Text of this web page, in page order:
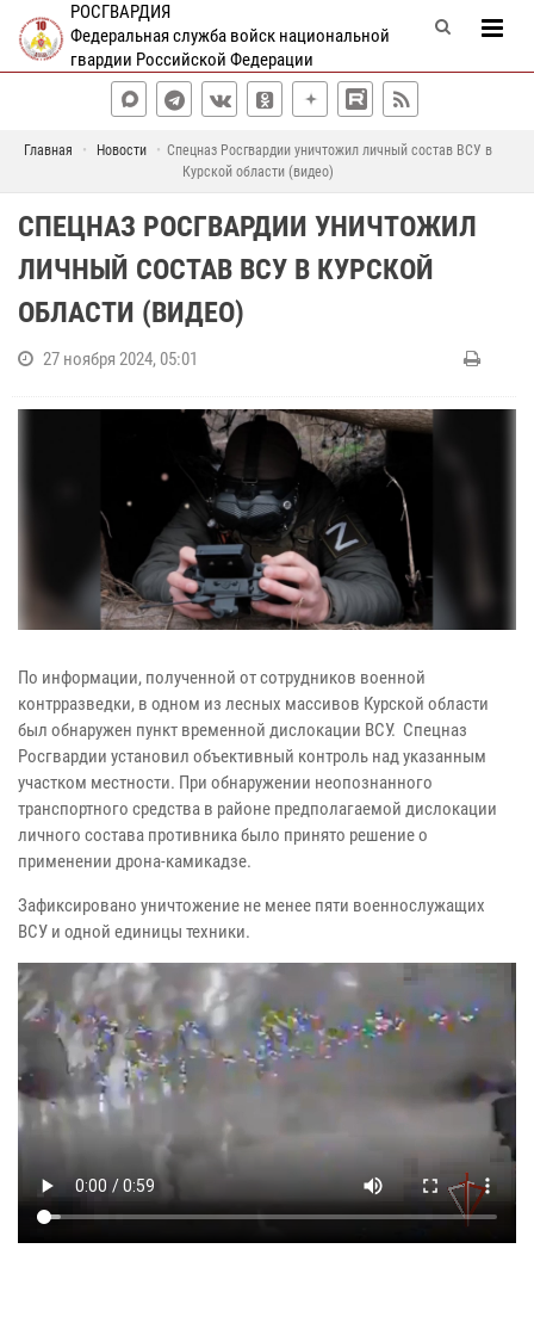
РОСГВАРДИЯ
Федеральная служба войск национальной
гвардии Российской Федерации
Главная Новости
Спецназ Росгвардии уничтожил личный состав ВСУ в
Курской области (видео)
СПЕЦНАЗ РОСГВАРДИИ УНИЧТОЖИЛ
ЛИЧНЫЙ СОСТАВ ВСУ В КУРСКОЙ
ОБЛАСТИ (ВИДЕО)
27 ноября 2024, 05:01
По информации, полученной от сотрудников военной
контрразведки, в одном из лесных массивов Курской области
был обнаружен пункт временной дислокации ВСУ. Спецназ
Росгвардии установил объективный контроль над указанным
участком местности. При обнаружении неопознанного
транспортного средства в районе предполагаемой дислокации
личного состава противника было принято решение о
применении дрона-камикадзе.
Зафиксировано уничтожение не менее пяти военнослужащих
ВСУ и одной единицы техники.